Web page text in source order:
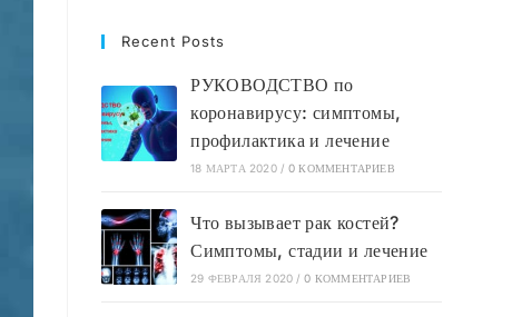
Recent Posts
РУКОВОДСТВО по
коронавирусу: симптомы,
профилактика и лечение
18 МАРТА 2020 / 0 КОММЕНТАРИЕВ
Что вызывает рак костей?
Симптомы, стадии и лечение
29 ФЕВРАЛЯ 2020 / 0 КОММЕНТАРИЕВ